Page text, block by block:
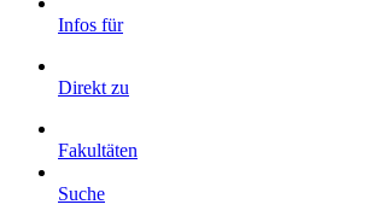
Infos für
Direkt zu
Fakultäten
Suche